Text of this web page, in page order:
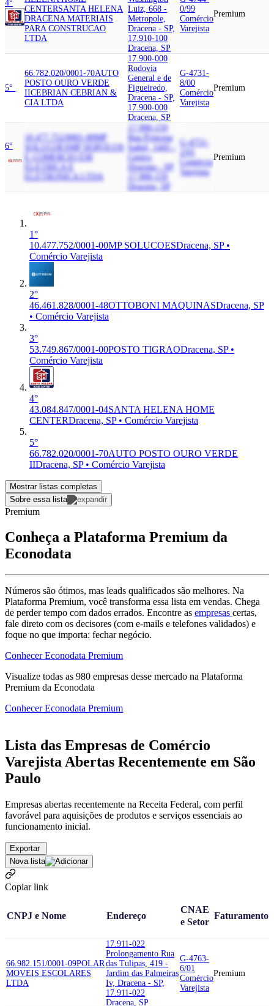
4°
CENTERSANTA HELENA
DRACENA MATERIAIS
PARA CONSTRUCAO
LTDA
Luiz, 668 -
Metropole,
Dracena - SP,
17.910-100
Dracena, SP
0/99
Comércio
Varejista
Premium
5°
66.782.020/0001-70AUTO
POSTO OURO VERDE
IICEBRIAN CEBRIAN &
CIA LTDA
17.900-000
Rodovia
General e de
Figueiredo,
Dracena - SP,
17.900-000
Dracena, SP
G-4731-
8/00
Comércio
Varejista
Premium
6°
10.477.752/0001-00MP
SOLUCOES
MP SERVICOS
E COMERCIO EM
ELETRICA E
ELETRONICA LTDA
17.900-159
Rua Princesa
Isabel, 1445 -
Centro,
Dracena - SP,
17.900-159
Dracena, SP
G-4751-
Comércio
Varejista
Premium
1°
10.477.752/0001-00MP SOLUCOESDracena, SP •
Comércio Varejista
2°
46.461.828/0001-48OTTOBONI MAQUINASDracena, SP
• Comércio Varejista
3°
53.749.867/0001-00POSTO TIGRAODracena, SP •
Comércio Varejista
4°
43.084.847/0001-04SANTA HELENA HOME
CENTERDracena, SP • Comércio Varejista
5°
66.782.020/0001-70AUTO POSTO OURO VERDE
IIDracena, SP • Comércio Varejista
Mostrar listas completas
Sobre essa lista
Premium
Conheça a Plataforma Premium da
Econodata
Números são ótimos, mas leads qualificados são melhores. Na
Plataforma Premium, você transforma essa lista em vendas. Chega
de perder tempo com dados errados. Encontre as empresas certas,
fale direto com os decisores (com e-mails e telefones validados) e
foque no que importa: fechar negócio.
Conhecer Econodata Premium
Visualize todas as 980 empresas desse mercado na Plataforma
Premium da Econodata
Conhecer Econodata Premium
Lista das Empresas de Comércio
Varejista Abertas Recentemente em São
Paulo
Empresas abertas recentemente na Receita Federal, com perfil
favorável para aquisições de produtos e serviços essenciais ao
funcionamento inicial.
Exportar
Nova lista
Copiar link
CNPJ e Nome Endereço
CNAE
e Setor
Faturamento
66.982.151/0001-09POLAR
MOVEIS ESCOLARES
LTDA
17.911-022
Prolongamento Rua
das Tulipas, 419 -
Jardim das Palmeiras
Iv, Dracena - SP,
17.911-022
Dracena, SP
G-4763-
6/01
Comércio
Varejista
Premium